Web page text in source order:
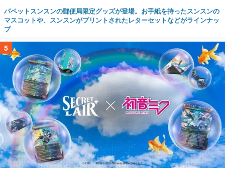
パペットスンスンの郵便局限定グッズが登場。お手紙を持ったスンスンの
マスコットや、スンスンがプリントされたレターセットなどがラインナッ
プ
5